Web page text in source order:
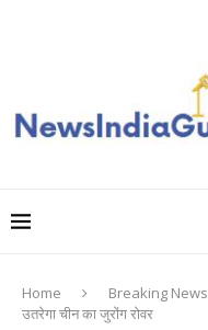
Home Breaking News
उतरेगा चीन का जुरोंग रोवर